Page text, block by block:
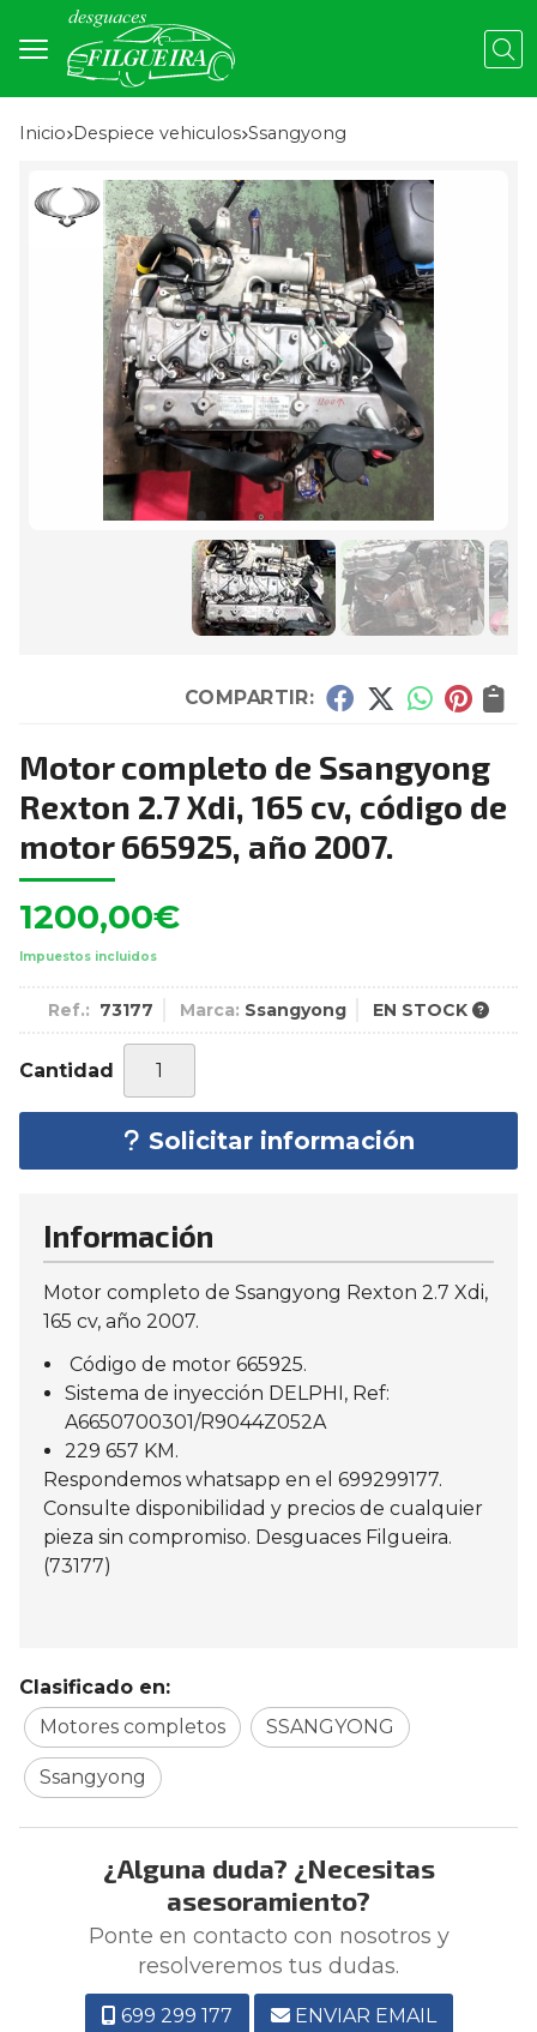
Inicio despiece vehiculos ssangyong
COMPARTIR:
Motor completo de Ssangyong
Rexton 2.7 Xdi, 165 cv, código de
motor 665925, año 2007.
1200,00€
Impuestos incluidos
Ref.: 73177 Marca: Ssangyong EN STOCK
Cantidad
Solicitar información
Información
Motor completo de Ssangyong Rexton 2.7 Xdi,
165 cv, año 2007.
Código de motor 665925.
Sistema de inyección DELPHI, Ref:
A6650700301/R9044Z052A
229 657 KM.
Respondemos whatsapp en el 699299177.
Consulte disponibilidad y precios de cualquier
pieza sin compromiso. Desguaces Filgueira.
(73177)
Clasificado en:
Motores completos
SSANGYONG
Ssangyong
¿Alguna duda? ¿Necesitas
asesoramiento?
Ponte en contacto con nosotros y
resolveremos tus dudas.
699 299 177 ENVIAR EMAIL